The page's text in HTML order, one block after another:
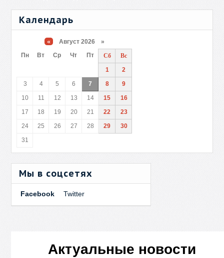
Календарь
« Август 2026 »
Пн
Вт Ср Чт Пт Сб
Вс
1
2
3
4 5 6 7 8
9
10
11 12 13 14 15
16
17
18 19 20 21 22
23
24
25 26 27 28 29
30
31
Мы в соцсетях
Facebook Twitter
Актуальные новости